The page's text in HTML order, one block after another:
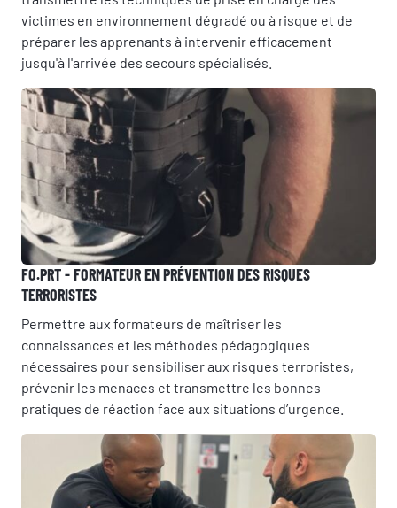
victimes en environnement dégradé ou à risque et de
préparer les apprenants à intervenir efficacement
jusqu'à l'arrivée des secours spécialisés.
FO.PRT - FORMATEUR EN PRÉVENTION DES RISQUES
TERRORISTES
Permettre aux formateurs de maîtriser les
connaissances et les méthodes pédagogiques
nécessaires pour sensibiliser aux risques terroristes,
prévenir les menaces et transmettre les bonnes
pratiques de réaction face aux situations d’urgence.